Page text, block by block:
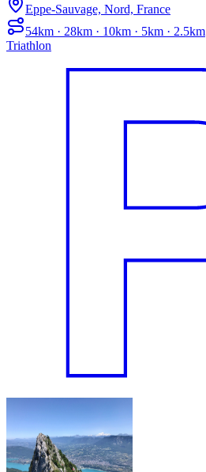
Eppe-Sauvage, Nord, France
54km · 28km · 10km · 5km · 2.5km
Triathlon